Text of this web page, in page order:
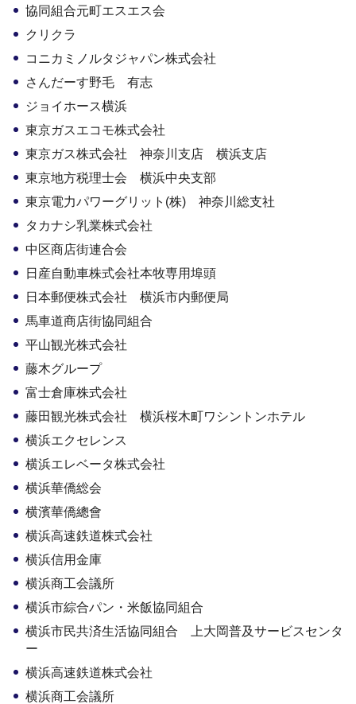
協同組合元町エスエス会
クリクラ
コニカミノルタジャパン株式会社
さんだーす野毛 有志
ジョイホース横浜
東京ガスエコモ株式会社
東京ガス株式会社 神奈川支店 横浜支店
東京地方税理士会 横浜中央支部
東京電力パワーグリット(株) 神奈川総支社
タカナシ乳業株式会社
中区商店街連合会
日産自動車株式会社本牧専用埠頭
日本郵便株式会社 横浜市内郵便局
馬車道商店街協同組合
平山観光株式会社
藤木グループ
富士倉庫株式会社
藤田観光株式会社 横浜桜木町ワシントンホテル
横浜エクセレンス
横浜エレベータ株式会社
横浜華僑総会
横濱華僑總會
横浜高速鉄道株式会社
横浜信用金庫
横浜商工会議所
横浜市綜合パン・米飯協同組合
横浜市民共済生活協同組合 上大岡普及サービスセンタ
ー
横浜高速鉄道株式会社
横浜商工会議所